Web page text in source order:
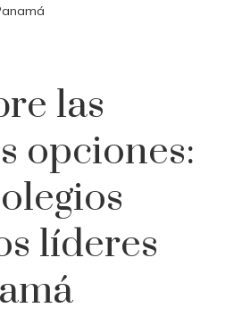
las
opciones:
líderes